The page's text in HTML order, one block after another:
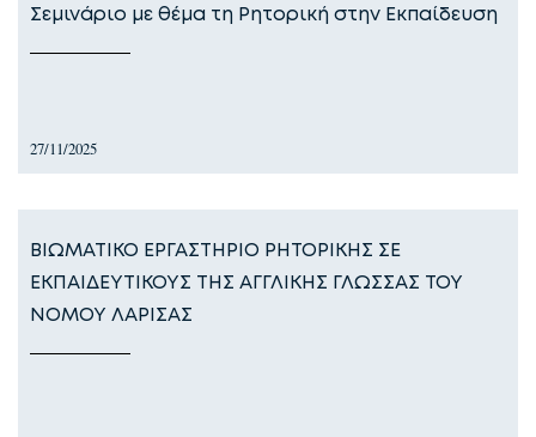
Σεμινάριο με θέμα τη Ρητορική στην Εκπαίδευση
27/11/2025
ΒΙΩΜΑΤΙΚΟ ΕΡΓΑΣΤΗΡΙΟ ΡΗΤΟΡΙΚΗΣ ΣΕ
ΕΚΠΑΙΔΕΥΤΙΚΟΥΣ ΤΗΣ ΑΓΓΛΙΚΗΣ ΓΛΩΣΣΑΣ ΤΟΥ
ΝΟΜΟΥ ΛΑΡΙΣΑΣ